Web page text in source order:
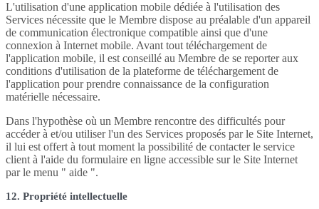
L'utilisation d'une application mobile dédiée à l'utilisation des
Services nécessite que le Membre dispose au préalable d'un appareil
de communication électronique compatible ainsi que d'une
connexion à Internet mobile. Avant tout téléchargement de
l'application mobile, il est conseillé au Membre de se reporter aux
conditions d'utilisation de la plateforme de téléchargement de
l'application pour prendre connaissance de la configuration
matérielle nécessaire.
Dans l'hypothèse où un Membre rencontre des difficultés pour
accéder à et/ou utiliser l'un des Services proposés par le Site Internet,
il lui est offert à tout moment la possibilité de contacter le service
client à l'aide du formulaire en ligne accessible sur le Site Internet
par le menu " aide ".
12. Propriété intellectuelle